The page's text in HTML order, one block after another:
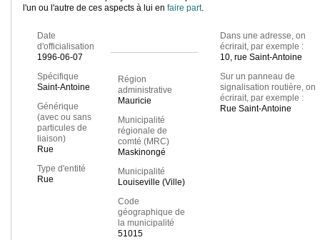
l'un ou l'autre de ces aspects à lui en faire part.
Date
d'officialisation
1996-06-07
Spécifique
Saint-Antoine
Générique
(avec ou sans
particules de
liaison)
Rue
Type d'entité
Rue
Région
administrative
Mauricie
Municipalité
régionale de
comté (MRC)
Maskinongé
Municipalité
Louiseville (Ville)
Code
géographique de
la municipalité
51015
Dans une adresse, on
écrirait, par exemple :
10, rue Saint-Antoine
Sur un panneau de
signalisation routière, on
écrirait, par exemple :
Rue Saint-Antoine